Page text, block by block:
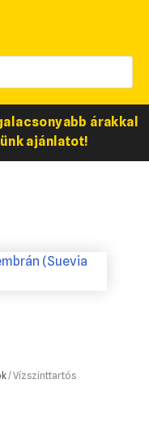
árakkal
ajánlatot!
/ Vízszinttartós